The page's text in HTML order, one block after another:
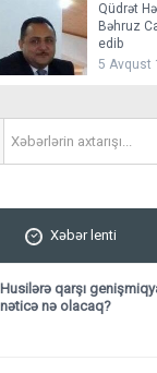
Qüdrət
Bəhruz
edib
5 Avqust
Xəbər lenti
Husilərə qarşı
nəticə nə olacaq?